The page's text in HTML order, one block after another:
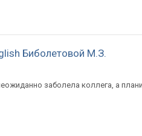
Биболетовой М.З.
заболела коллега, а